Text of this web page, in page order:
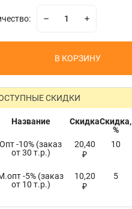
В КОРЗИНУ
СКИДКИ
Название СкидкаСкидка,
%
Опт -10% (заказ
от 30 т.р.)
20,40
₽
10
-5% (заказ
от 10 т.р.)
10,20
₽
5